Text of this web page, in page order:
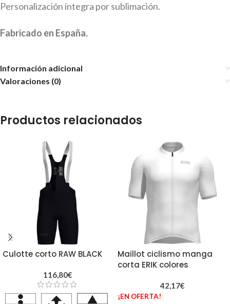
Personalización íntegra por sublimación.
Fabricado en España.
Información adicional
Valoraciones (0)
Productos relacionados
Culotte corto RAW BLACK
116,80€
Maillot ciclismo manga
corta ERIK colores
42,17€
¡EN OFERTA!